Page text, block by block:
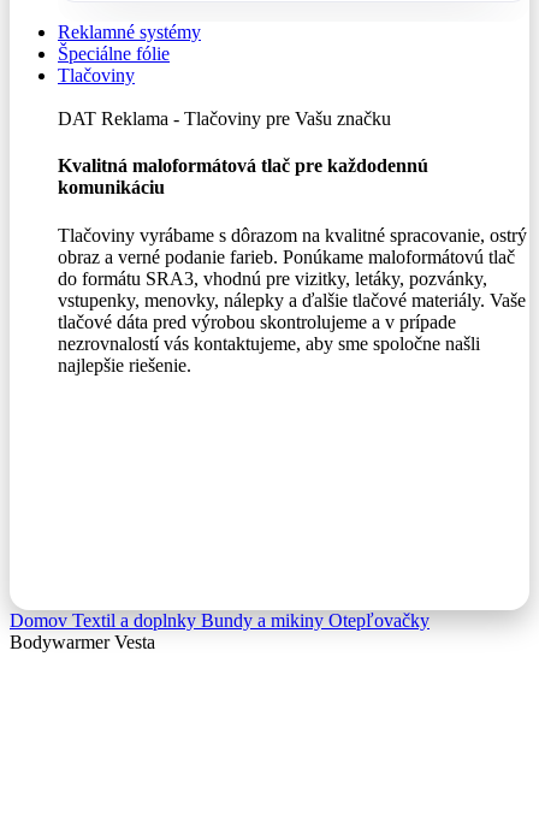
Reklamné systémy
Špeciálne fólie
Tlačoviny
DAT Reklama - Tlačoviny pre Vašu značku
Kvalitná maloformátová tlač pre každodennú
komunikáciu
Tlačoviny vyrábame s dôrazom na kvalitné spracovanie, ostrý
obraz a verné podanie farieb. Ponúkame maloformátovú tlač
do formátu SRA3, vhodnú pre vizitky, letáky, pozvánky,
vstupenky, menovky, nálepky a ďalšie tlačové materiály. Vaše
tlačové dáta pred výrobou skontrolujeme a v prípade
nezrovnalostí vás kontaktujeme, aby sme spoločne našli
najlepšie riešenie.
Domov Textil a doplnky Bundy a mikiny Otepľovačky
Bodywarmer Vesta